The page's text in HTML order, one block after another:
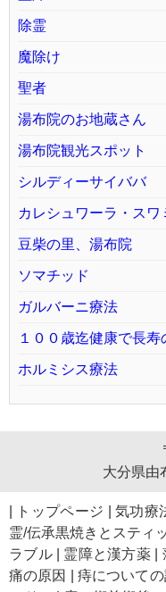
除霊
魔除け
聖者
湯布院のお地蔵さん
湯布院観光スポット
シルディーサイババ
カレシュワーラ・スワ
豆柴の里、湯布院
ソマチッド
ガルバーニ療法
１００歳迄健康で長寿
ホルミシス療法
大分県由
トップページ 気功療
霊/伝承黒焼きとスティ
ラブル| 霊障と漢方薬
痛の原因
痔について